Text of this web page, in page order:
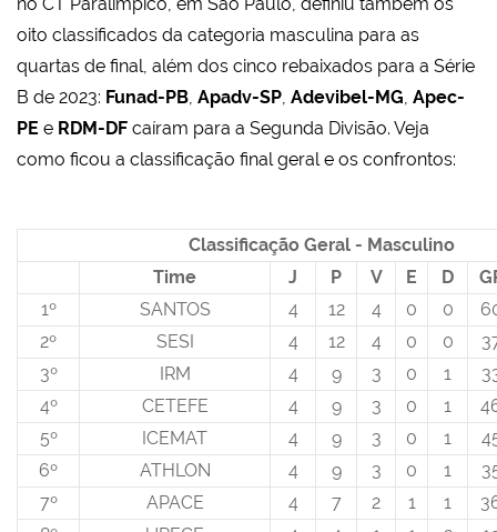
oito classificados da categoria masculina para as
quartas de final, além dos cinco rebaixados para a Série
B de 2023: Funad-PB Apadv-SP Adevibel-MG Apec-
PE e RDM-DF caíram para a Segunda Divisão. Veja
como ficou a classificação final geral e os confrontos:
Classificação Geral - Masculino
Time
J P V E D
1º
SANTOS 4 12 4 0 0
2º
SESI 4 12 4 0 0
3º
IRM 4 9 3 0 1
4º
CETEFE 4 9 3 0 1
5º
ICEMAT 4 9 3 0 1
6º
ATHLON 4 9 3 0 1
7º
APACE 4 7 2 1 1